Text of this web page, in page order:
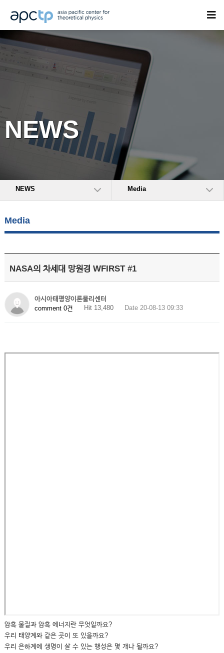
NEWS
NEWS Media
Media
NASA의 차세대 망원경 WFIRST #1
아시아태평양이론물리센터
comment 0건
Hit 13,480 Date 20-08-13 09:33
암흑 물질과 암흑 에너지란 무엇일까요?
우리 태양계와 같은 곳이 또 있을까요?
우리 은하계에 생명이 살 수 있는 행성은 몇 개나 될까요?